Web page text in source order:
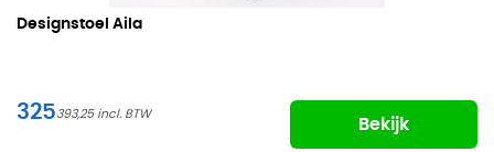
Designstoel Aila
325393,25
Bekijk